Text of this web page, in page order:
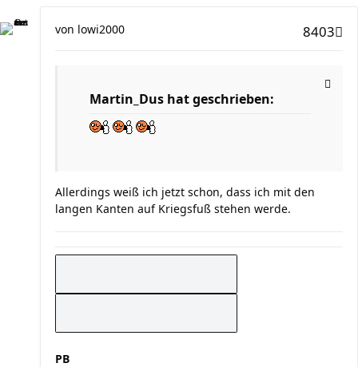
8403
von lowi2000
Martin_Dus hat geschrieben:
Allerdings weiß ich jetzt schon, dass ich mit den
langen Kanten auf Kriegsfuß stehen werde.
PB